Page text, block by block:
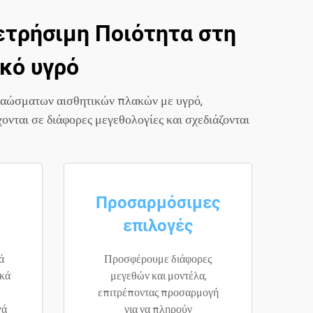
Ποιότητα στη
υγρό
αισθητικών πλακών με υγρό,
σε διάφορες μεγεθολογίες και σχεδιάζονται
Προσαρμόσιμες
επιλογές
Προσφέρουμε διάφορες
μεγεθών και μοντέλα,
επιτρέποντας προσαρμογή